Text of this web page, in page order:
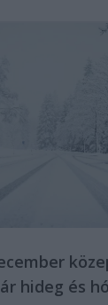
hideg és